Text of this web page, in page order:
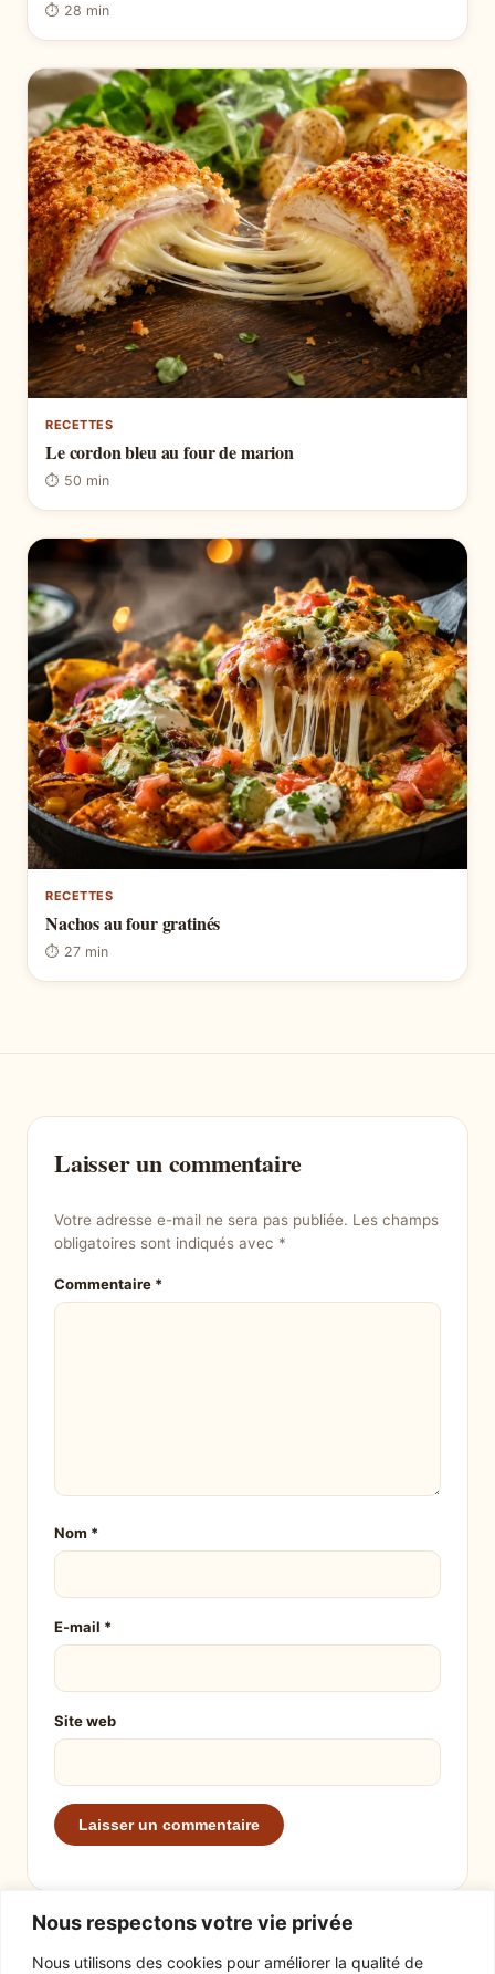
Nous respectons votre vie privée
Nous utilisons des cookies pour améliorer la qualité de
⏱ 28 min
RECETTES
Le cordon bleu au four de marion
⏱ 50 min
RECETTES
Nachos au four gratinés
⏱ 27 min
Laisser un commentaire
Votre adresse e-mail ne sera pas publiée. Les champs
obligatoires sont indiqués avec *
Commentaire *
Nom *
E-mail *
Site web